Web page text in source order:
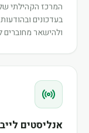
המרכז הקהילתי
בעדכונים
ולהישאר מחוברים
אנליסטים לייב